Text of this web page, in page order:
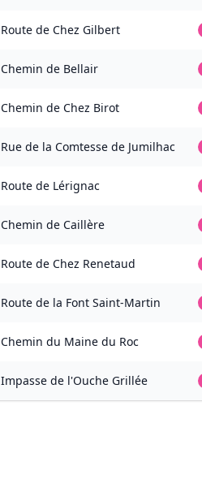
Route de Chez Gilbert
Chemin de Bellair
Chemin de Chez Birot
Rue de la Comtesse de Jumilhac
Route de Lérignac
Chemin de Caillère
Route de Chez Renetaud
Route de la Font Saint-Martin
Chemin du Maine du Roc
Impasse de l'Ouche Grillée